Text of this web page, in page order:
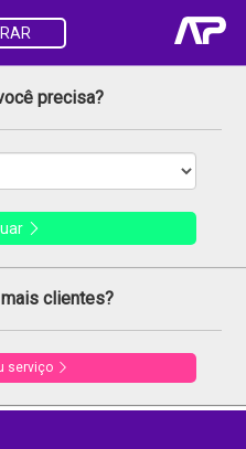
precisa?
clientes?
serviço